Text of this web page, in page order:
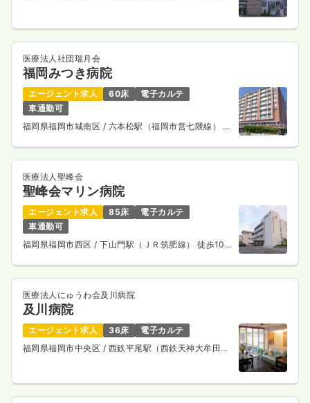
医療法人社団瑞月会
福岡みつき病院
エージェント求人 60床
電子カルテ
車通勤可
福岡県福岡市城南区 / 六本松駅（福岡市営七隈線） 徒
医療法人聖峰会
聖峰会マリン病院
エージェント求人 85床
電子カルテ
車通勤可
福岡県福岡市西区 / 下山門駅（ＪＲ筑肥線） 徒歩10
医療法人にゅうわ会及川病院
及川病院
エージェント求人 36床
電子カルテ
福岡県福岡市中央区 / 西鉄平尾駅（西鉄天神大牟田